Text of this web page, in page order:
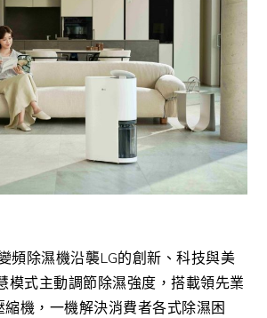
頻除濕機沿襲LG的創新、科技與美
模式主動調節除濕強度，搭載領先業
機，一機解決消費者各式除濕困